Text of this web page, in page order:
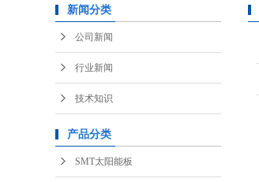
新闻分类
公司新闻
行业新闻
技术知识
产品分类
SMT太阳能板